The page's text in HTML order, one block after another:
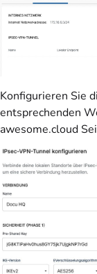
Konfigurieren Sie
entsprechenden
awesome.cloud